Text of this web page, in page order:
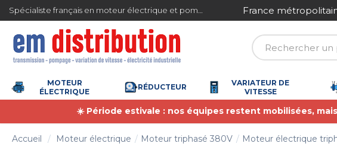
en France métropolitaine à partir de 360 € TTC Paiement
MOTEUR
ÉLECTRIQUE
RÉDUCTEUR
VARIATEUR DE
VITESSE
☀️ Période estivale : nos équipes restent mobilisées,
Accueil Moteur électrique Moteur triphasé 380V Moteur électrique
Gestion des cookies